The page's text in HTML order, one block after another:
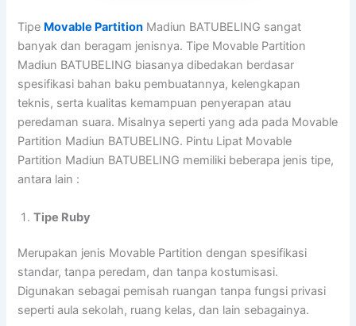
Tipe Movable Partition Madiun BATUBELING sangat
banyak dan beragam jenisnya. Tipe Movable Partition
Madiun BATUBELING biasanya dibedakan berdasar
spesifikasi bahan baku pembuatannya, kelengkapan
teknis, serta kualitas kemampuan penyerapan atau
peredaman suara. Misalnya seperti yang ada pada Movable
Partition Madiun BATUBELING. Pintu Lipat Movable
Partition Madiun BATUBELING memiliki beberapa jenis tipe,
antara lain :
Tipe Ruby
Merupakan jenis Movable Partition dengan spesifikasi
standar, tanpa peredam, dan tanpa kostumisasi.
Digunakan sebagai pemisah ruangan tanpa fungsi privasi
seperti aula sekolah, ruang kelas, dan lain sebagainya.